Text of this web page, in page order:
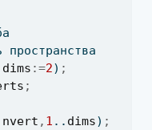
пространства
dims :=2) ;
;
nvert , 1 .. dims) ;